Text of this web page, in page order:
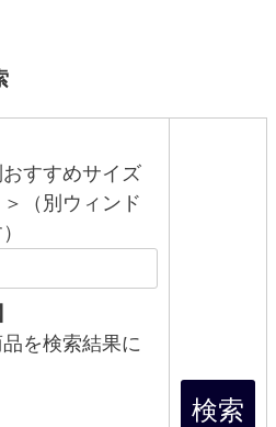
すすめサイズ
（別ウィンド
を検索結果に